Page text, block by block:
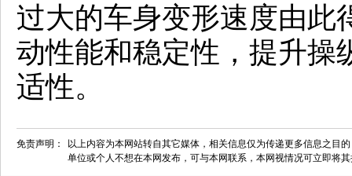
过大的车身变形速度由此
动性能和稳定性，提升操
适性。
免责声明：
以上内容为本网站转自其它媒体，相关信息仅为传递更多信息之目
单位或个人不想在本网发布，可与本网联系，本网视情况可立即将